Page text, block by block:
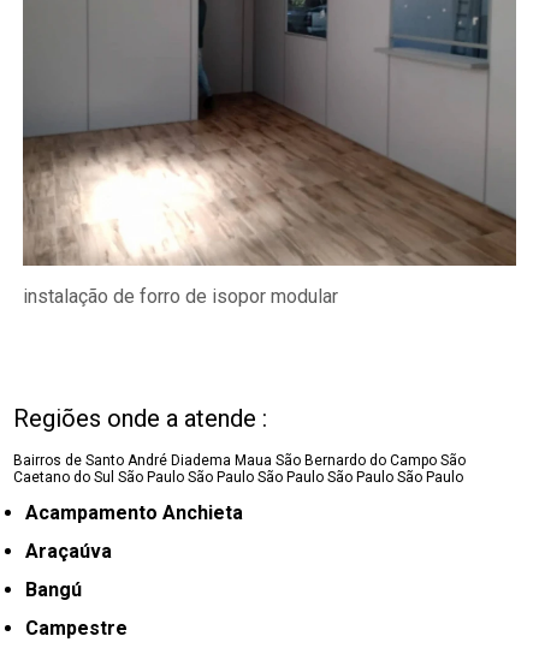
instalação de forro de isopor modular
Regiões onde a atende :
Bairros de Santo André Diadema Maua São Bernardo do Campo São
Caetano do SulSão Paulo São Paulo São Paulo São Paulo São Paulo
Acampamento Anchieta
Araçaúva
Bangú
Campestre